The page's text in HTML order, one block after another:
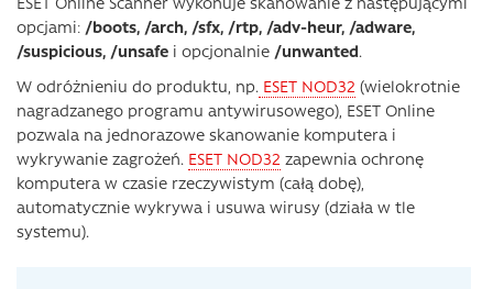
opcjami: /boots, /arch, /sfx, /rtp, /adv-heur, /adware,
/suspicious, /unsafe i opcjonalnie /unwanted.
W odróżnieniu do produktu, np. ESET NOD32 (wielokrotnie
nagradzanego programu antywirusowego), ESET Online
pozwala na jednorazowe skanowanie komputera i
wykrywanie zagrożeń. ESET NOD32 zapewnia ochronę
komputera w czasie rzeczywistym (całą dobę),
automatycznie wykrywa i usuwa wirusy (działa w tle
systemu).